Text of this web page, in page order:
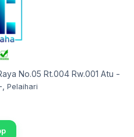
No.05 Rt.004 Rw.001 Atu -
Pelaihari